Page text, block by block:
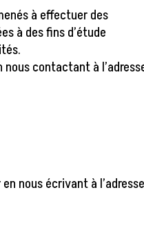
à effectuer des
à des fins d’étude
contactant à
nous écrivant à l’adresse